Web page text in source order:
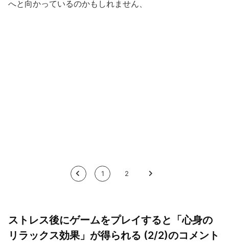
へと向かっているのかもしれません、
< 1 2 >
ストレス後にゲームをプレイすると「心身の
リラックス効果」が得られる (2/2)のコメント